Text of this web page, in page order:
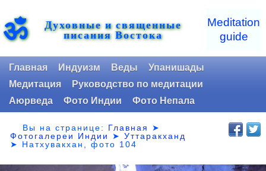
ॐ Духовные и священные
писания Востока
Meditation
guide
Главная Индуизм Веды
Упанишады
Медитация
Руководство по медитации
Аюрведа
Фото Индии Фото Непала
Вы на странице: Главная
➤
Фотогалереи Индии
➤Уттаракханд
➤ Натхувакхан, фото 104